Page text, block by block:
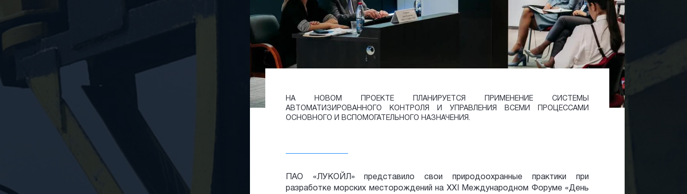
НА НОВОМ ПРОЕКТЕ ПЛАНИРУЕТСЯ ПРИМЕНЕНИЕ СИСТЕМЫ
АВТОМАТИЗИРОВАННОГО КОНТРОЛЯ И УПРАВЛЕНИЯ ВСЕМИ ПРОЦЕССАМИ
ОСНОВНОГО И ВСПОМОГАТЕЛЬНОГО НАЗНАЧЕНИЯ.
ПАО «ЛУКОЙЛ» представило свои природоохранные практики при
разработке морских месторождений на XXI Международном Форуме «День